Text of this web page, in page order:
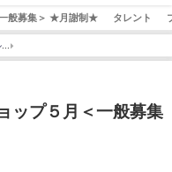
般募集＞ ★月謝制★ タレント
ップ５月＜一般募集